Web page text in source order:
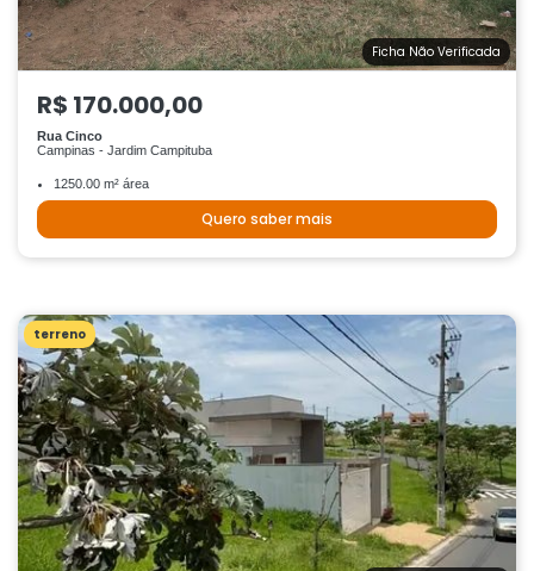
Ficha Não Verificada
R$ 170.000,00
Rua Cinco
Campinas - Jardim Campituba
1250.00 m² área
Quero saber mais
terreno